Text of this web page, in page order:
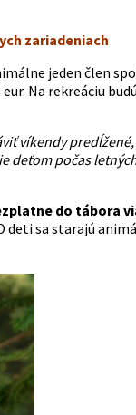
zariadeniach
jeden člen
Na rekreáciu
víkendy
počas
do tábora
deti sa starajú